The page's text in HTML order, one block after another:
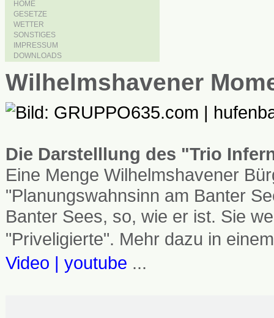
HOME
GESETZE
WETTER
SONSTIGES
IMPRESSUM
DOWNLOADS
Wilhelmshavener
Die Darstelllung des "Trio
Eine Menge Wilhelmshavener
"Planungswahnsinn am Banter
Banter Sees, so, wie er ist. Sie
"Priveligierte". Mehr dazu in
Video | youtube ...